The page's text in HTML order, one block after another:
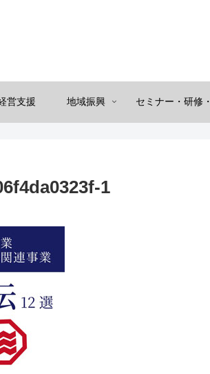
営支援 地域振興 セミナー・研修
1